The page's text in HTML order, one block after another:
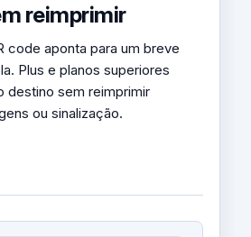
reimprimir
code aponta para um breve
Plus e planos superiores
destino sem reimprimir
ou sinalização.